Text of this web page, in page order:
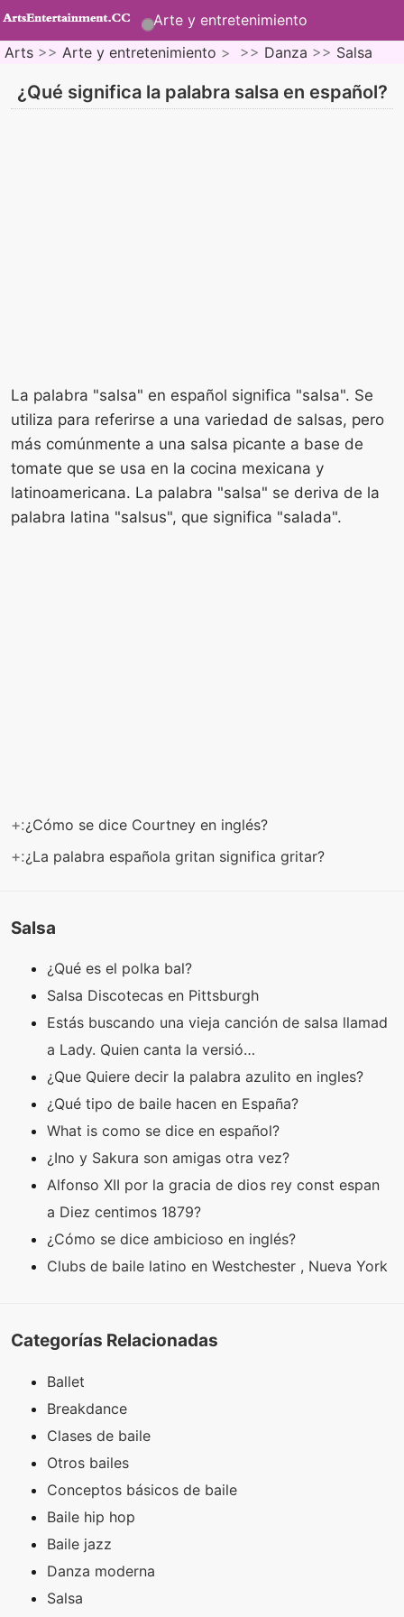
Arte y entretenimiento
Arts >> Arte y entretenimiento > >> Danza >> Salsa
¿Qué significa la palabra salsa en español?
La palabra "salsa" en español significa "salsa". Se
utiliza para referirse a una variedad de salsas, pero
más comúnmente a una salsa picante a base de
tomate que se usa en la cocina mexicana y
latinoamericana. La palabra "salsa" se deriva de la
palabra latina "salsus", que significa "salada".
+:¿Cómo se dice Courtney en inglés?
+:¿La palabra española gritan significa gritar?
Salsa
¿Qué es el polka bal?
Salsa Discotecas en Pittsburgh
Estás buscando una vieja canción de salsa llamad
a Lady. Quien canta la versió…
¿Que Quiere decir la palabra azulito en ingles?
¿Qué tipo de baile hacen en España?
What is como se dice en español?
¿Ino y Sakura son amigas otra vez?
Alfonso XII por la gracia de dios rey const espan
a Diez centimos 1879?
¿Cómo se dice ambicioso en inglés?
Clubs de baile latino en Westchester , Nueva York
Categorías Relacionadas
Ballet
Breakdance
Clases de baile
Otros bailes
Conceptos básicos de baile
Baile hip hop
Baile jazz
Danza moderna
Salsa